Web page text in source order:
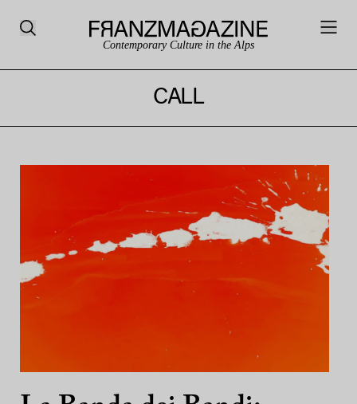
Contemporary Culture in the Alps
CALL